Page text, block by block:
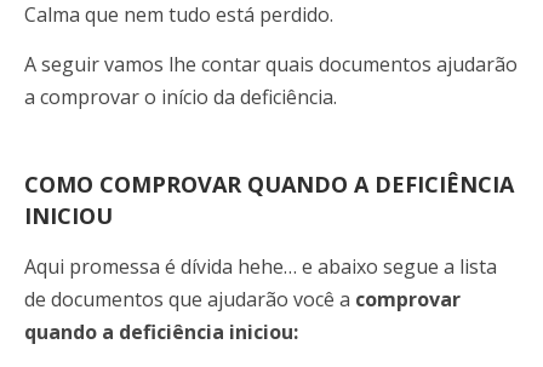
Calma que nem tudo está perdido.
A seguir vamos lhe contar quais documentos ajudarão
a comprovar o início da deficiência.
COMO COMPROVAR QUANDO A DEFICIÊNCIA
INICIOU
Aqui promessa é dívida hehe… e abaixo segue a lista
de documentos que ajudarão você a comprovar
quando a deficiência iniciou: